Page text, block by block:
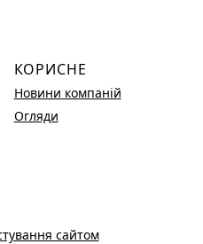
КОРИСНЕ
Новини компаній
Огляди
сайтом